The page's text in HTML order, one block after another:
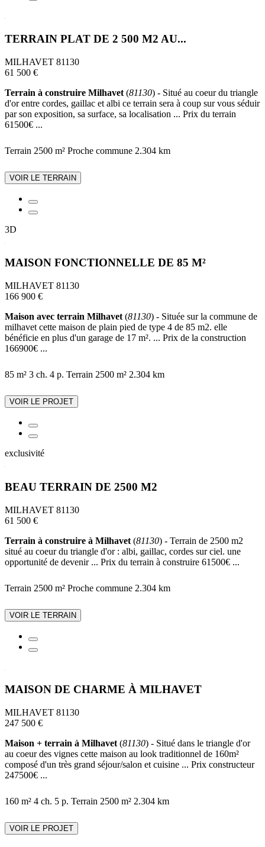
TERRAIN PLAT DE 2 500 M2 AU...
MILHAVET 81130
61 500 €
Terrain à construire Milhavet (81130) - Situé au coeur du triangle
d'or entre cordes, gaillac et albi ce terrain sera à coup sur vous séduir
par son exposition, sa surface, sa localisation ... Prix du terrain
61500€ ...
Terrain 2500 m² Proche commune 2.304 km
VOIR LE TERRAIN
3D
MAISON FONCTIONNELLE DE 85 M²
MILHAVET 81130
166 900 €
Maison avec terrain Milhavet (81130) - Située sur la commune de
milhavet cette maison de plain pied de type 4 de 85 m2. elle
bénéficie en plus d'un garage de 17 m². ... Prix de la construction
166900€ ...
85 m² 3 ch. 4 p. Terrain 2500 m² 2.304 km
VOIR LE PROJET
exclusivité
BEAU TERRAIN DE 2500 M2
MILHAVET 81130
61 500 €
Terrain à construire à Milhavet (81130) - Terrain de 2500 m2
situé au coeur du triangle d'or : albi, gaillac, cordes sur ciel. une
opportunité de devenir ... Prix du terrain à construire 61500€ ...
Terrain 2500 m² Proche commune 2.304 km
VOIR LE TERRAIN
MAISON DE CHARME À MILHAVET
MILHAVET 81130
247 500 €
Maison + terrain à Milhavet (81130) - Situé dans le triangle d'or
au coeur des vignes cette maison au look traditionnel de 160m²
composé d'un très grand séjour/salon et cuisine ... Prix constructeur
247500€ ...
160 m² 4 ch. 5 p. Terrain 2500 m² 2.304 km
VOIR LE PROJET